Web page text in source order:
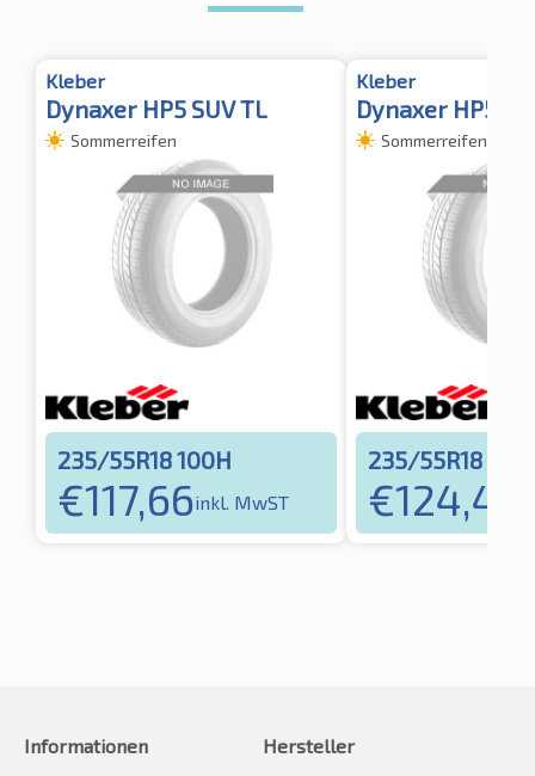
Kleber
Dynaxer HP5 SUV TL
Sommerreifen
235/55R18 100H
€117,66inkl. MwST
Kleber
Dynaxer HP5
Sommerreifen
235/55R18
€124,43
Informationen
Hersteller